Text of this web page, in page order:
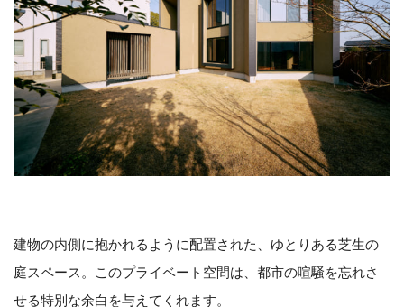
建物の内側に抱かれるように配置された、ゆとりある芝生の
庭スペース。このプライベート空間は、都市の喧騒を忘れさ
せる特別な余白を与えてくれます。